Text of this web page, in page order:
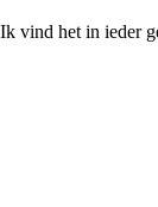
Ik vind het in ieder